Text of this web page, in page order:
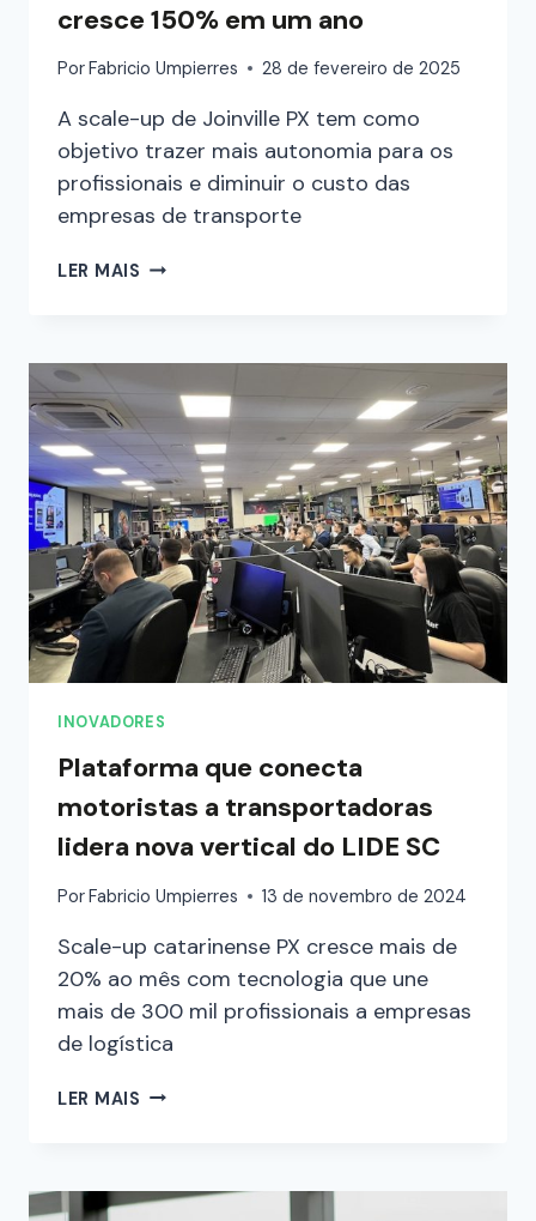
cresce 150% em um ano
PorFabricio Umpierres 28 de fevereiro de 2025
A scale-up de Joinville PX tem como
objetivo trazer mais autonomia para os
profissionais e diminuir o custo das
empresas de transporte
LER MAIS
INOVADORES
Plataforma que conecta
motoristas a transportadoras
lidera nova vertical do LIDE SC
PorFabricio Umpierres 13 de novembro de 2024
Scale-up catarinense PX cresce mais de
20% ao mês com tecnologia que une
mais de 300 mil profissionais a empresas
de logística
LER MAIS